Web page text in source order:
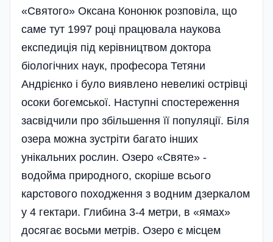
«Святого» Оксана Кононюк розповіла, що
саме тут 1997 році працювала наукова
експедиція під керівництвом доктора
біологічних наук, професора Тетяни
Андрієнко і було виявлено невеликі острівці
осоки богемської. Наступні спостереження
засвідчили про збільшення її популяції. Біля
озера можна зустріти багато інших
унікальних рослин. Озеро «Святе» -
водойма природного, скоріше всього
карстового походження з водним дзеркалом
у 4 гектари. Глибина 3-4 метри, в «ямах»
досягає восьми метрів. Озеро є місцем